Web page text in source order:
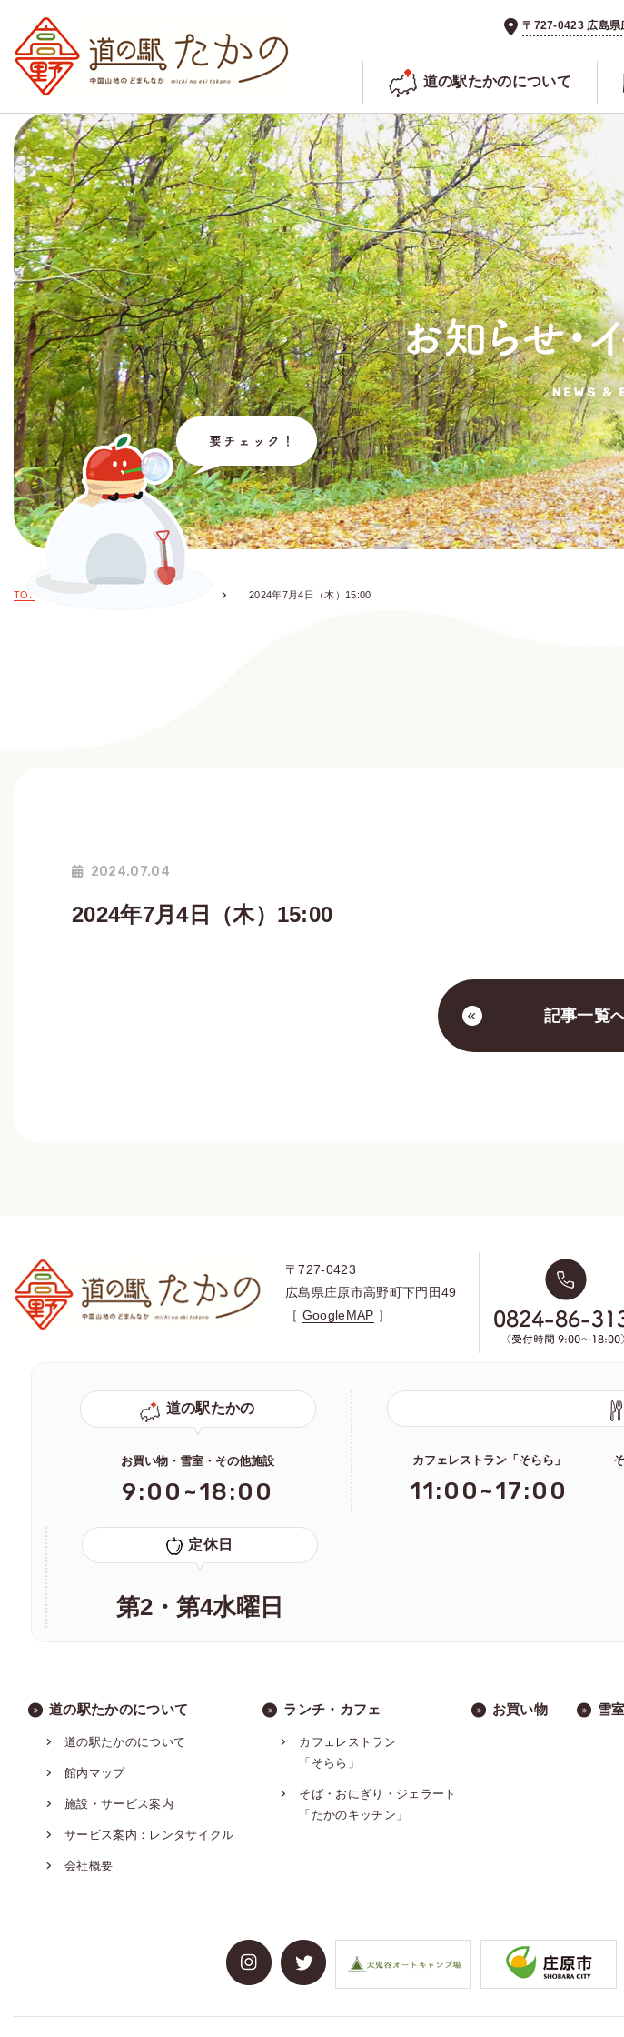
〒727-0423 広島県
道の駅たかのについて
TOP お知らせ・イベント情報 2024年7月4日（木）15:00
2024.07.04
2024年7月4日（木）15:00
記事一覧
〒727-0423
広島県庄原市高野町下門田49
［ GoogleMAP ］
道の駅たかの
お買い物・雪室・その他施設
9:00~18:00
カフェレストラン「そらら」
11:00~17:00
定休日
第2・第4水曜日
道の駅たかのについて
道の駅たかのについて
館内マップ
施設・サービス案内
サービス案内：レンタサイクル
会社概要
ランチ・カフェ
カフェレストラン
「そらら」
そば・おにぎり・ジェラート
「たかのキッチン」
お買い物 雪室